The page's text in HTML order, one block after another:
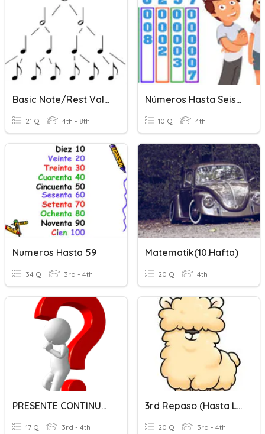
Basic Note/Rest Values
21 Q 4th - 8th
Números Hasta Seis Cifras
10 Q 4th
Numeros Hasta 59
34 Q 3rd - 4th
Matematik(10.hafta)
20 Q 4th
PRESENTE CONTINUO HASTA WHAT
17 Q 3rd - 4th
3rd Repaso (hasta La Hora)
20 Q 3rd - 4th